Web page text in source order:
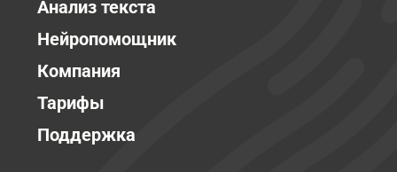
Анализ текста
Нейропомощник
Компания
Тарифы
Поддержка